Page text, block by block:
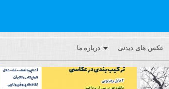
عکس های دیدنی درباره ما